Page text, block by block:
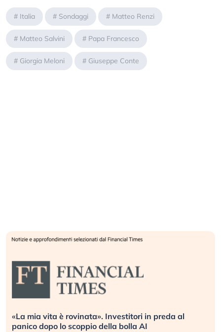
# Italia # Sondaggi # Matteo Renzi
# Matteo Salvini # Papa Francesco
# Giorgia Meloni # Giuseppe Conte
«La mia vita è rovinata». Investitori in preda al
panico dopo lo scoppio della bolla AI